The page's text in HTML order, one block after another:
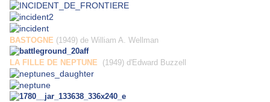
BASTOGNE (1949) de William A. Wellman
LA FILLE DE NEPTUNE (1949) d'Edward Buzzell